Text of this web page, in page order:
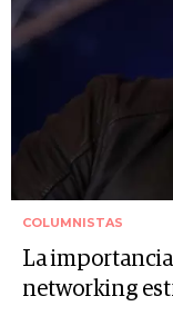
COLUMNISTAS
La
networking